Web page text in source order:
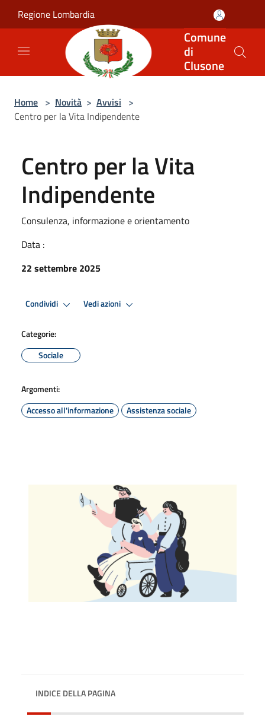
Regione Lombardia
Comune
di
Clusone
Home > Novità > Avvisi >
Centro per la Vita Indipendente
Centro per la Vita
Indipendente
Consulenza, informazione e orientamento
Data :
22 settembre 2025
Condividi Vedi azioni
Categorie:
Sociale
Argomenti:
Accesso all'informazione
Assistenza sociale
INDICE DELLA PAGINA